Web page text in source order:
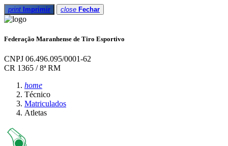
print Imprimir close Fechar
Federação Maranhense de Tiro Esportivo
CNPJ 06.496.095/0001-62
CR 1365 / 8ª RM
home
Técnico
Matriculados
Atletas